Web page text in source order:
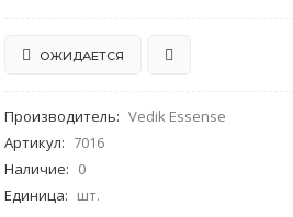
ОЖИДАЕТСЯ
Производитель: Vedik Essense
Артикул: 7016
Наличие: 0
Единица: шт.